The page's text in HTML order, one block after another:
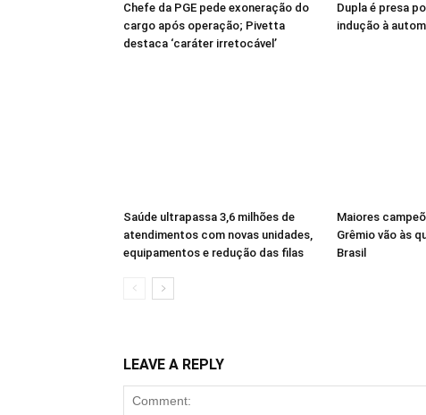
Chefe da PGE pede exoneração do
cargo após operação; Pivetta
destaca ‘caráter irretocável’
Dupla é presa
indução à
Saúde ultrapassa 3,6 milhões de
atendimentos com novas unidades,
equipamentos e redução das filas
Maiores
Grêmio vão às
Brasil
LEAVE A REPLY